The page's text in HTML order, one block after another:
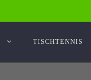
TISCHTENNIS